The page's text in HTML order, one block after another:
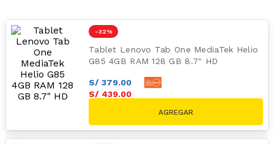
-32 %
Tablet Lenovo Tab One MediaTek Helio
G85 4GB RAM 128 GB 8.7" HD
S/ 379.00
S/ 439.00